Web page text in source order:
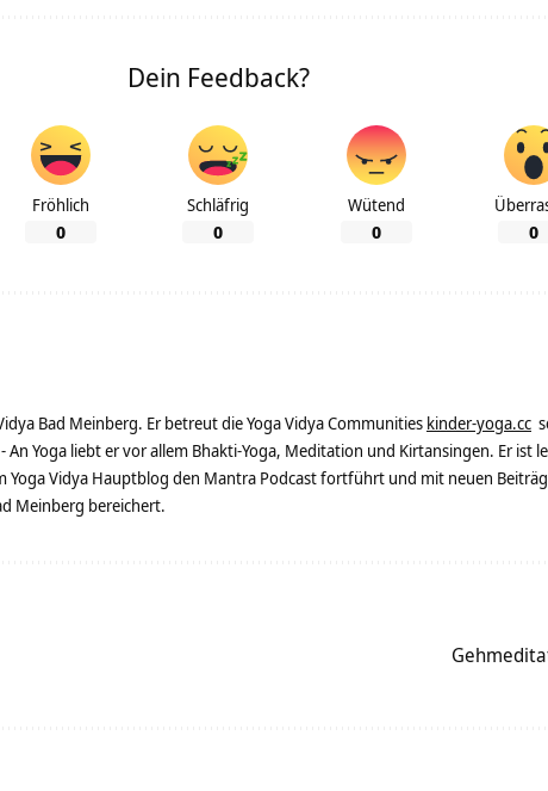
Dein Feedback?
Fröhlich
0
Schläfrig
0
Wütend
0 0
Bad Meinberg. Er betreut die Yoga Vidya Communities kinder-yoga.cc
- An Yoga liebt er vor allem Bhakti-Yoga, Meditation und Kirtansingen. Er ist
Yoga Vidya Hauptblog den Mantra Podcast fortführt und mit neuen
Meinberg bereichert.